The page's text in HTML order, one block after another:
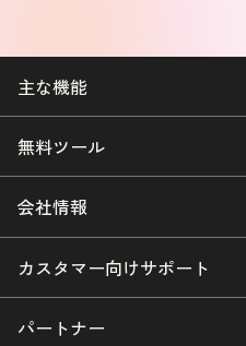
主な機能
無料ツール
会社情報
カスタマー向けサポート
パートナー